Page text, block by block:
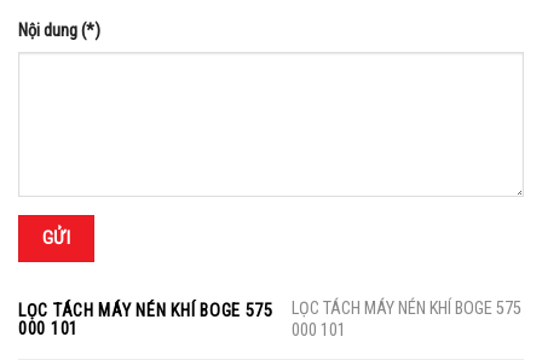
Nội dung (*)
LỌC TÁCH MÁY NÉN KHÍ BOGE 575
000 101
LỌC TÁCH MÁY NÉN KHÍ BOGE 575
000 101